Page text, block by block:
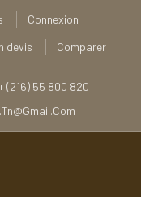
Connexion
devis Comparer
(216) 55 800 820 –